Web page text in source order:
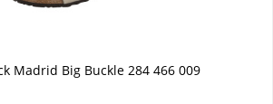
Madrid Big Buckle 284 466 009